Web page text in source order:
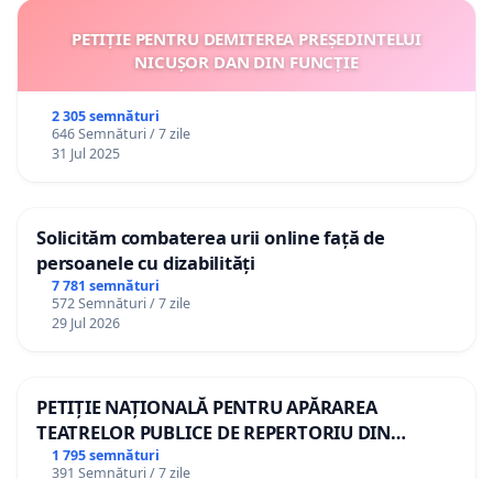
PETIȚIE PENTRU DEMITEREA PREȘEDINTELUI
NICUȘOR DAN DIN FUNCȚIE
2 305 semnături
646 Semnături / 7 zile
31 Jul 2025
Solicităm combaterea urii online față de
persoanele cu dizabilități
7 781 semnături
572 Semnături / 7 zile
29 Jul 2026
PETIȚIE NAȚIONALĂ PENTRU APĂRAREA
TEATRELOR PUBLICE DE REPERTORIU DIN
ROMÂNIA
1 795 semnături
391 Semnături / 7 zile